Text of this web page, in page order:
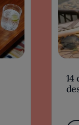
14